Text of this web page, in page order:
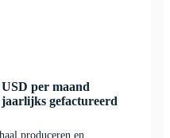
USD per maand
jaarlijks gefactureerd
produceren en